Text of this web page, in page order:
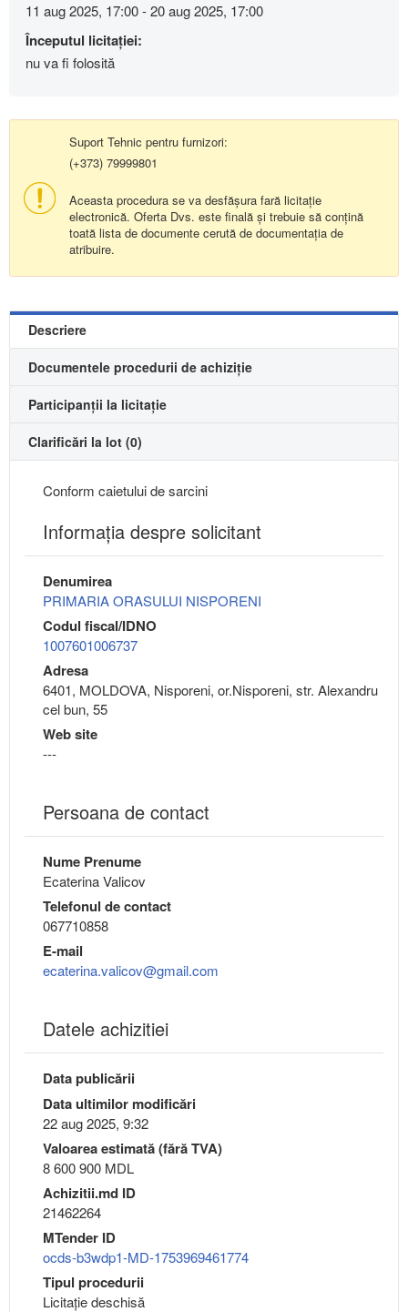
11 aug 2025, 17:00 - 20 aug 2025, 17:00
Începutul licitației:
nu va fi folosită
Suport Tehnic pentru furnizori:
(+373) 79999801
Aceasta procedura se va desfășura fară licitație
electronică. Oferta Dvs. este finală și trebuie să conțină
toată lista de documente cerută de documentația de
atribuire.
Descriere
Documentele procedurii de achiziție
Participanții la licitație
Clarificări la lot (0)
Conform caietului de sarcini
Informaţia despre solicitant
Denumirea
PRIMARIA ORASULUI NISPORENI
Codul fiscal/IDNO
1007601006737
Adresa
6401, MOLDOVA, Nisporeni, or.Nisporeni, str. Alexandru
cel bun, 55
Web site
---
Persoana de contact
Nume Prenume
Ecaterina Valicov
Telefonul de contact
067710858
E-mail
ecaterina.valicov@gmail.com
Datele achizitiei
Data publicării
Data ultimilor modificări
22 aug 2025, 9:32
Valoarea estimată (fără TVA)
8 600 900 MDL
Achizitii.md ID
21462264
MTender ID
ocds-b3wdp1-MD-1753969461774
Tipul procedurii
Licitație deschisă